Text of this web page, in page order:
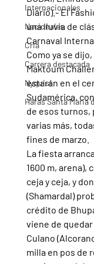
Internacionales
Nacionales
Cria
Carrera destacada
Nyquist
Haras Santa Maria
Diario).- El
una lluvia de
Carnaval
Como ya se
Maktoum
estarán en el
Sudamérica,
de esos turnos,
varias más,
fines de marzo.
La fiesta
1600 m, arena),
ceja y ceja, y
(Shamardal)
crédito de
viene de
Culano
milla en pos de